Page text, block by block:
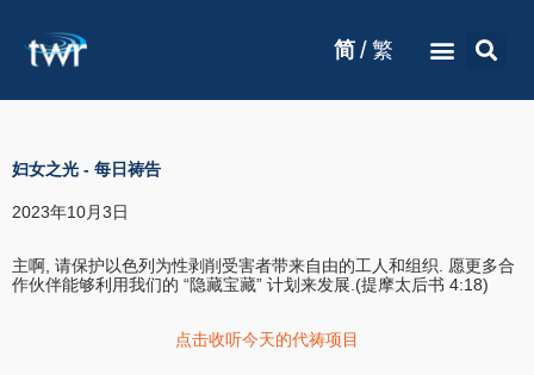
简 / 繁
妇女之光 - 每日祷告
2023年10月3日
主啊, 请保护以色列为性剥削受害者带来自由的工人和组织. 愿更多合
作伙伴能够利用我们的 “隐藏宝藏” 计划来发展.(提摩太后书 4:18)
点击收听今天的代祷项目